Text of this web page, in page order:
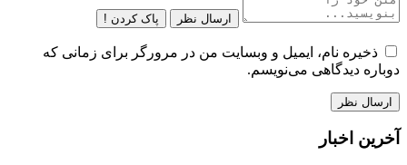
ارسال نظر پاک کردن !
ذخیره نام، ایمیل و وبسایت من در مرورگر برای زمانی که
دوباره دیدگاهی می‌نویسم.
آخرین اخبار